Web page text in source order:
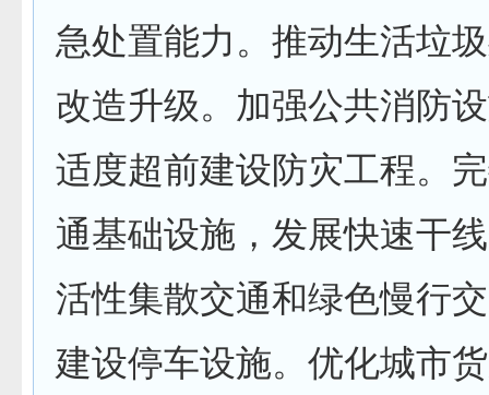
急处置能力。推动生活垃
改造升级。加强公共消防
适度超前建设防灾工程。
通基础设施，发展快速干
活性集散交通和绿色慢行
建设停车设施。优化城市